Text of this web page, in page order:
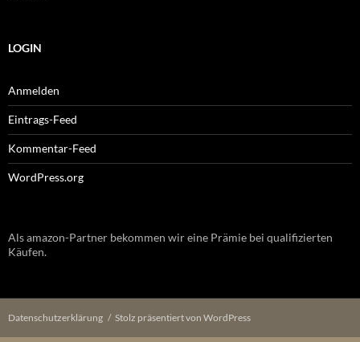
LOGIN
Anmelden
Eintrags-Feed
Kommentar-Feed
WordPress.org
Als amazon-Partner bekommen wir eine Prämie bei qualifizierten
Käufen.
Datenschutzerklärung Stolz präsentiert von WordPress